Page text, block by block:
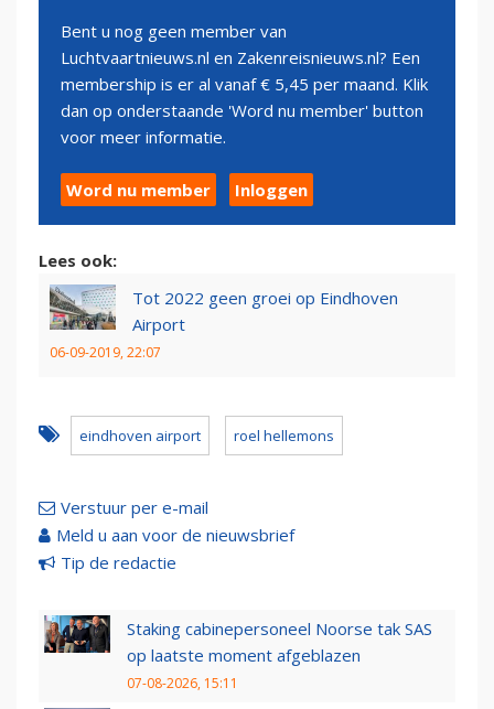
Bent u nog geen member van
Luchtvaartnieuws.nl en Zakenreisnieuws.nl? Een
membership is er al vanaf € 5,45 per maand. Klik
dan op onderstaande 'Word nu member' button
voor meer informatie.
Word nu member Inloggen
Lees ook:
Tot 2022 geen groei op Eindhoven
Airport
06-09-2019, 22:07
eindhoven airport roel hellemons
Verstuur per e-mail
Meld u aan voor de nieuwsbrief
Tip de redactie
Staking cabinepersoneel Noorse tak SAS
op laatste moment afgeblazen
07-08-2026, 15:11